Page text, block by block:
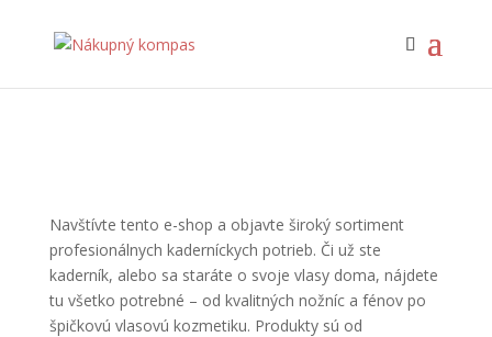
Navštívte tento e-shop a objavte široký sortiment
profesionálnych kaderníckych potrieb. Či už ste
kaderník, alebo sa staráte o svoje vlasy doma, nájdete
tu všetko potrebné – od kvalitných nožníc a fénov po
špičkovú vlasovú kozmetiku. Produkty sú od